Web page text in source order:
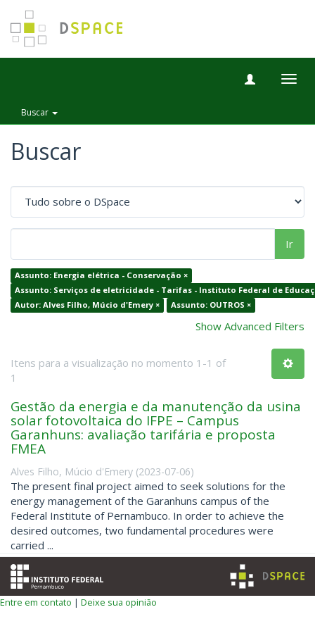
Buscar
Buscar
Ir
Assunto: Energia elétrica - Conservação ×
Assunto: Serviços de eletricidade - Tarifas - Instituto Federal de
Autor: Alves Filho, Múcio d'Emery ×
Assunto: OUTROS ×
Show Advanced Filters
Itens para a visualização no momento 1-1 of
1
Gestão da energia e da manutenção da usina
solar fotovoltaica do IFPE – Campus
Garanhuns: avaliação tarifária e proposta
FMEA
Alves Filho, Múcio d'Emery (2023-07-06)
The present final project aimed to seek solutions for the
energy management of the Garanhuns campus of the
Federal Institute of Pernambuco. In order to achieve the
desired outcomes, two fundamental procedures were
carried ...
Entre em contato | Deixe sua opinião